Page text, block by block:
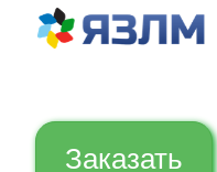
Заказать